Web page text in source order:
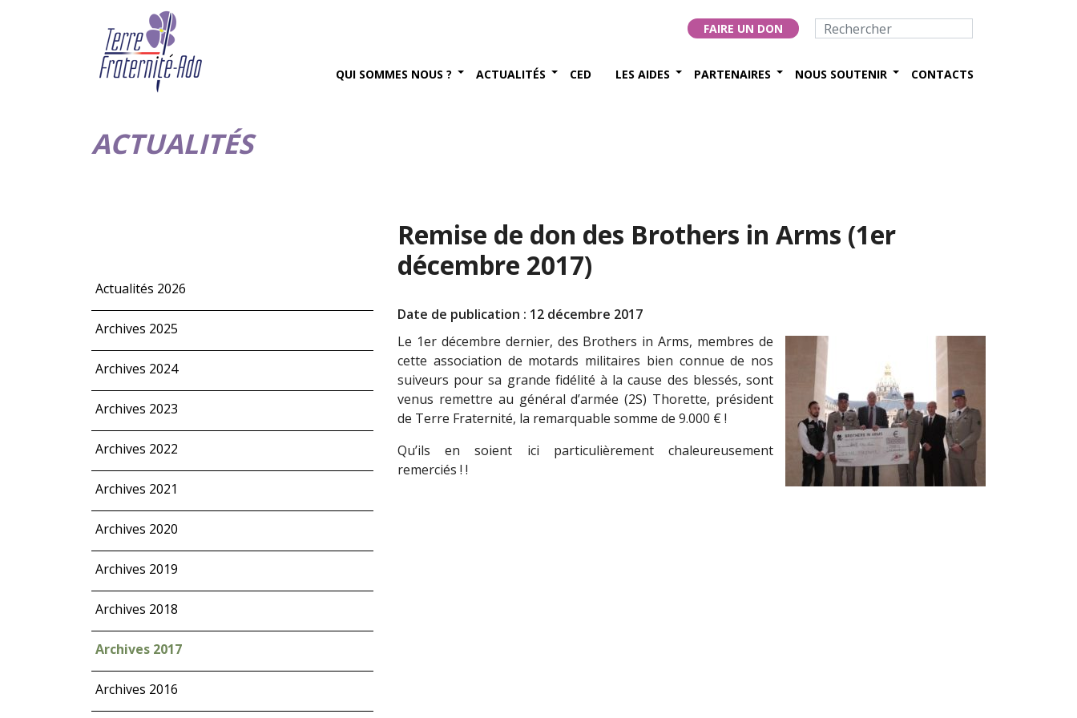
FAIRE UN DON
QUI SOMMES NOUS ? ACTUALITÉS CED LES AIDES PARTENAIRES NOUS SOUTENIR CONTACTS
ACTUALITÉS
Actualités 2026
Archives 2025
Archives 2024
Archives 2023
Archives 2022
Archives 2021
Archives 2020
Archives 2019
Archives 2018
Archives 2017
Archives 2016
Remise de don des Brothers in Arms (1er
décembre 2017)
Date de publication : 12 décembre 2017
Le 1er décembre dernier, des Brothers in Arms, membres de
cette association de motards militaires bien connue de nos
suiveurs pour sa grande fidélité à la cause des blessés, sont
venus remettre au général d’armée (2S) Thorette, président
de Terre Fraternité, la remarquable somme de 9.000 € !
Qu’ils en soient ici particulièrement chaleureusement
remerciés ! !